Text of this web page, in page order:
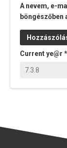
A nevem, e-
Current ye@r *